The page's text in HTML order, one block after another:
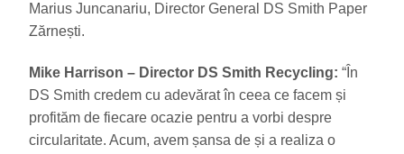
Marius Juncanariu, Director General DS Smith Paper
Zărnești.
Mike Harrison – Director DS Smith Recycling: “În
DS Smith credem cu adevărat în ceea ce facem și
profităm de fiecare ocazie pentru a vorbi despre
circularitate. Acum, avem șansa de și a realiza o